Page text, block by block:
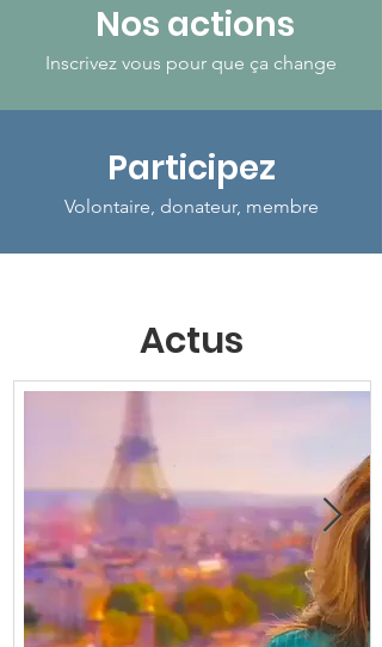
Nos actions
Inscrivez vous pour que ça change
Participez
Volontaire, donateur, membre
Actus